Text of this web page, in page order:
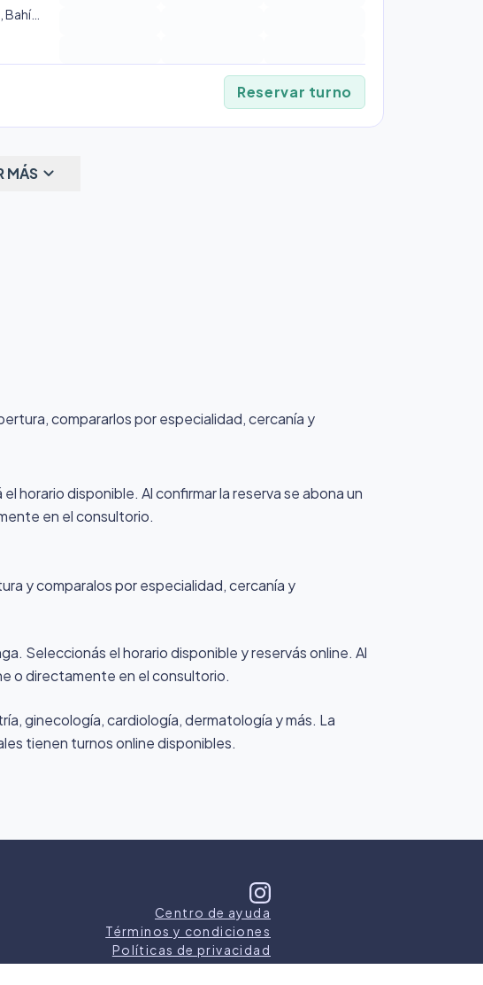
Perú 505, Bahía Blanca, Provincia de Buenos Aires, Argentina, Bahía Blanca
Reservar turno
MÁS keyboard_arrow_down
compararlos por especialidad, cercanía y
horario disponible. Al confirmar la reserva se abona un
en el consultorio.
y comparalos por especialidad, cercanía y
Seleccionás el horario disponible y reservás online. Al
o directamente en el consultorio.
ginecología, cardiología, dermatología y más. La
tienen turnos online disponibles.
Centro de ayuda
Términos y condiciones
Políticas de privacidad
– Todos los derechos reservados